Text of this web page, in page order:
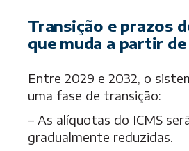
Transição e prazos
que muda a partir
Entre 2029 e 2032, o
uma fase de transição:
– As alíquotas do ICMS
gradualmente reduzidas.